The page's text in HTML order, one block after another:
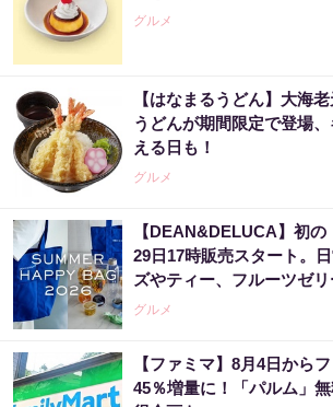
グルメ
【はなまるうどん】大海
うどんが期間限定で登場
える日も！
グルメ
【DEAN&DELUCA】初の
29日17時販売スタート。
ズやティー、フルーツゼ
グルメ
【ファミマ】8月4日から
45％増量に！「パルム」